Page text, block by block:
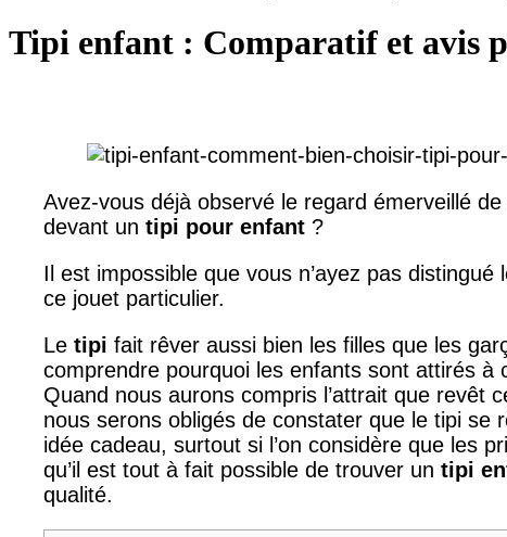
Tipi enfant : Comparatif et avis
Avez-vous déjà observé le regard émerveillé
devant un tipi pour enfant ?
Il est impossible que vous n’ayez pas
ce jouet particulier.
Le tipi fait rêver aussi bien les filles que les
comprendre pourquoi les enfants sont attirés à
Quand nous aurons compris l’attrait que revêt
nous serons obligés de constater que le tipi se
idée cadeau, surtout si l’on considère que les
qu’il est tout à fait possible de trouver un tipi
qualité.